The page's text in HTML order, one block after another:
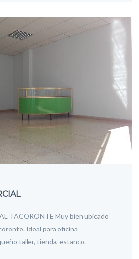
TACORONTE Muy bien ubicado
Ideal para oficina
taller, tienda, estanco.